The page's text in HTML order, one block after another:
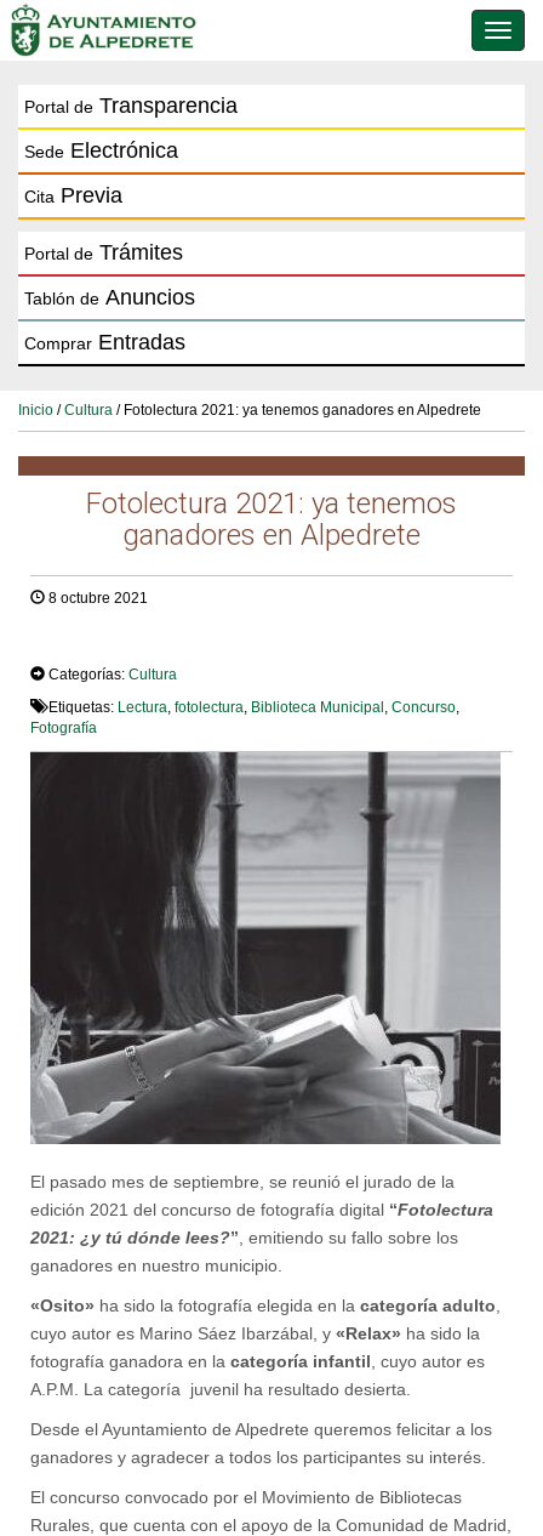
de
Portal de Transparencia
Sede Electrónica
Cita Previa
Portal de Trámites
Tablón de Anuncios
Comprar Entradas
Inicio /Cultura / Fotolectura 2021: ya tenemos ganadores en Alpedrete
Fotolectura 2021: ya tenemos
ganadores en Alpedrete
8 octubre 2021
Categorías: Cultura
Etiquetas: Lectura fotolectura Biblioteca Municipal Concurso
Fotografía
El pasado mes de septiembre, se reunió el jurado de la
edición 2021 del concurso de fotografía digital “Fotolectura
2021: ¿y tú dónde lees?” , emitiendo su fallo sobre los
ganadores en nuestro municipio.
«Osito» ha sido la fotografía elegida en la categoría adulto
cuyo autor es Marino Sáez Ibarzábal, y «Relax» ha sido la
fotografía ganadora en la categoría infantil , cuyo autor es
A.P.M. La categoría juvenil ha resultado desierta.
Desde el Ayuntamiento de Alpedrete queremos felicitar a los
ganadores y agradecer a todos los participantes su interés.
El concurso convocado por el Movimiento de Bibliotecas
Rurales, que cuenta con el apoyo de la Comunidad de Madrid,